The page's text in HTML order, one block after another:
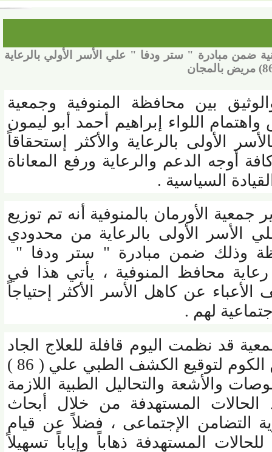
" : توزيع (1850) بطانية ضمن مبادرة " ستر ودفا " علي الأسر الأولي بالرعاية
بين محافظة المنوفية وجمعية
اللواء إبراهيم أحمد أبو ليمون
الأولى بالرعاية والأكثر إستحقاقاً
الدعم والرعاية ورفع المعاناة
السياسية .
الأورمان بالمنوفية أنه تم توزيع
الأسر الأولى بالرعاية من محدودي
وذلك ضمن مبادرة " ستر ودفا "
محافظ المنوفية ، يأتي هذا في
عن كاهل الأسر الأكثر إحتياجاً
لهم .
نظمت اليوم قافلة للعلاج الجاد
بالمستشفي الجامعي بشبين الكوم لتوقيع الكشف الطبي علي ( 86 )
والتحاليل الطبية اللازمة
المستهدفة من خلال أبحاث
الإجتماعى ، فضلاً عن قيام
المستهدفة ذهاباً وإياباً تسهيلاً